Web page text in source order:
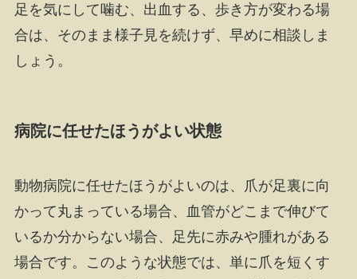
足を気にして噛む、出血する、歩き方が変わる場
合は、そのまま様子見を続けず、早めに相談しま
しょう。
病院に任せたほうがよい状態
動物病院に任せたほうがよいのは、爪が足裏に向
かって丸まっている場合、血管がどこまで伸びて
いるか分からない場合、足先に赤みや腫れがある
場合です。このような状態では、単に爪を短くす